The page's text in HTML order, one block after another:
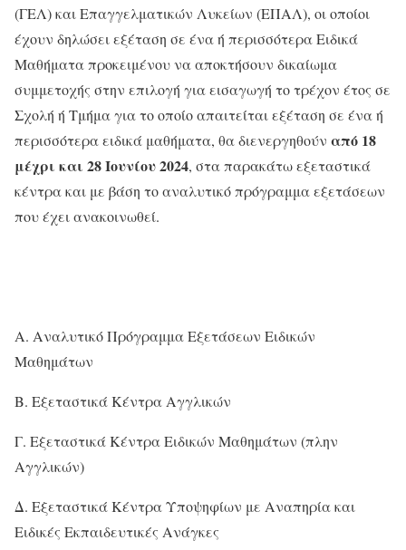
(ΓΕΛ) και Επαγγελματικών Λυκείων (ΕΠΑΛ), οι οποίοι
έχουν δηλώσει εξέταση σε ένα ή περισσότερα Ειδικά
Μαθήματα προκειμένου να αποκτήσουν δικαίωμα
συμμετοχής στην επιλογή για εισαγωγή το τρέχον έτος σε
Σχολή ή Τμήμα για το οποίο απαιτείται εξέταση σε ένα ή
περισσότερα ειδικά μαθήματα, θα διενεργηθούν από 18
μέχρι και 28 Ιουνίου 2024, στα παρακάτω εξεταστικά
κέντρα και με βάση το αναλυτικό πρόγραμμα εξετάσεων
που έχει ανακοινωθεί.
Α. Αναλυτικό Πρόγραμμα Εξετάσεων Ειδικών
Μαθημάτων
Β. Εξεταστικά Κέντρα Αγγλικών
Γ. Εξεταστικά Κέντρα Ειδικών Μαθημάτων (πλην
Αγγλικών)
Δ. Εξεταστικά Κέντρα Υποψηφίων με Αναπηρία και
Ειδικές Εκπαιδευτικές Ανάγκες